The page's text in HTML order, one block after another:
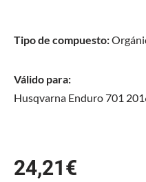
Tipo de compuesto:
Válido para:
Husqvarna Enduro 701
24,21€